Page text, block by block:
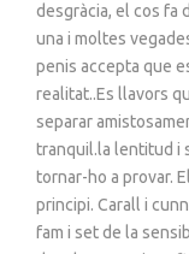
desgràcia, el cos fa
una i moltes
penis accepta que
realitat..Es llavors
separar
tranquil.la lentitud i
tornar-ho a provar.
principi. Carall i
fam i set de la